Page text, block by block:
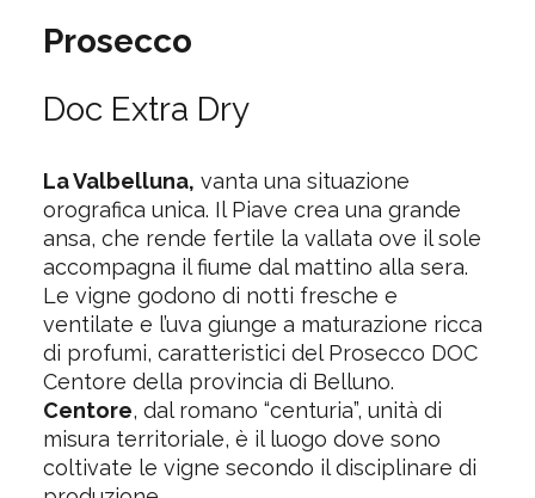
Prosecco
Doc Extra Dry
La Valbelluna, vanta una situazione
orografica unica. Il Piave crea una grande
ansa, che rende fertile la vallata ove il sole
accompagna il fiume dal mattino alla sera.
Le vigne godono di notti fresche e
ventilate e l’uva giunge a maturazione ricca
di profumi, caratteristici del Prosecco DOC
Centore della provincia di Belluno.
Centore, dal romano “centuria”, unità di
misura territoriale, è il luogo dove sono
coltivate le vigne secondo il disciplinare di